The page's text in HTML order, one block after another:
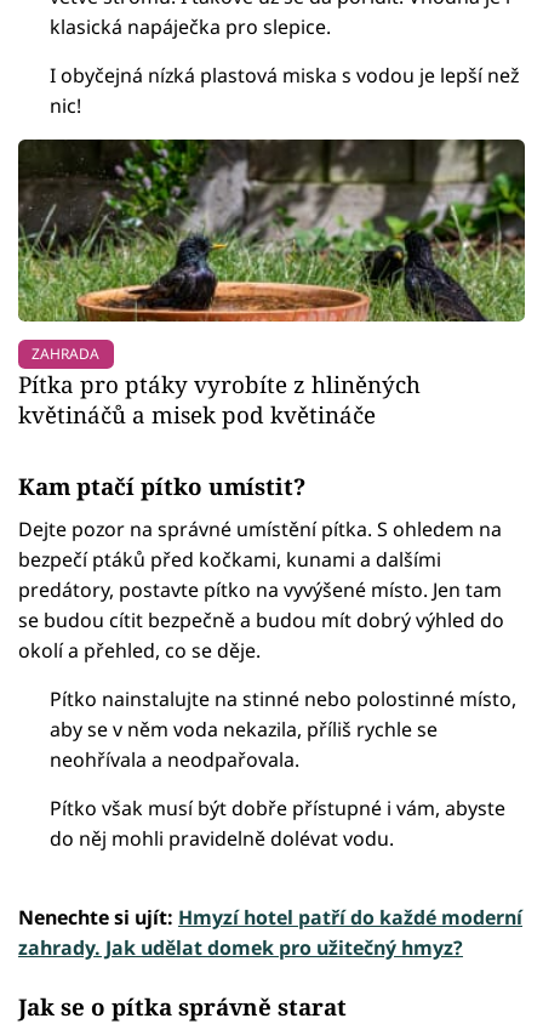
klasická napáječka pro slepice.
I obyčejná nízká plastová miska s vodou je lepší než
nic!
ZAHRADA
Pítka pro ptáky vyrobíte z hliněných
květináčů a misek pod květináče
Kam ptačí pítko umístit?
Dejte pozor na správné umístění pítka. S ohledem na
bezpečí ptáků před kočkami, kunami a dalšími
predátory, postavte pítko na vyvýšené místo. Jen tam
se budou cítit bezpečně a budou mít dobrý výhled do
okolí a přehled, co se děje.
Pítko nainstalujte na stinné nebo polostinné místo,
aby se v něm voda nekazila, příliš rychle se
neohřívala a neodpařovala.
Pítko však musí být dobře přístupné i vám, abyste
do něj mohli pravidelně dolévat vodu.
Nenechte si ujít: Hmyzí hotel patří do každé moderní
zahrady. Jak udělat domek pro užitečný hmyz?
Jak se o pítka správně starat